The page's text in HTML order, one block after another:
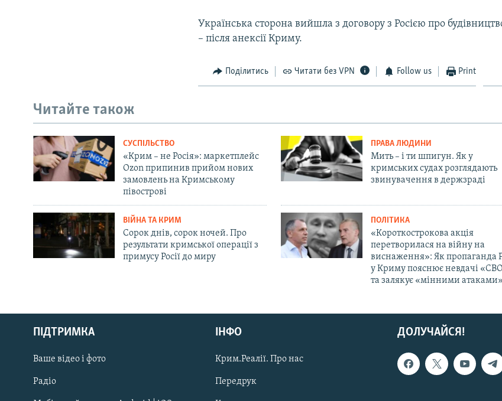
Русский
Qırımtatar
ДОЛУЧАЙСЯ!
Українська сторона вийшла з договору з Росією про
– після анексії Криму.
Поділитись Читати без VPN Follow us Print
Читайте також
СУСПІЛЬСТВО
«Крим – не Росія»: маркетплейс
Ozon припинив прийом нових
замовлень на Кримському
півострові
ПРАВА ЛЮДИНИ
Мить – і ти шпигун. Як у
кримських судах розглядають
звинувачення в держзраді
ВІЙНА ТА КРИМ
Сорок днів, сорок ночей. Про
результати кримської операції з
примусу Росії до миру
ПОЛІТИКА
«Короткострокова акція
перетворилася на війну на
виснаження»: Як пропаганда
у Криму пояснює невдачі
та залякує «мінними атаками»
ДОЛУЧАЙСЯ!
ПІДТРИМКА
Ваше відео і фото
Радіо
ІНФО
Крим.Реалії. Про нас
Передрук